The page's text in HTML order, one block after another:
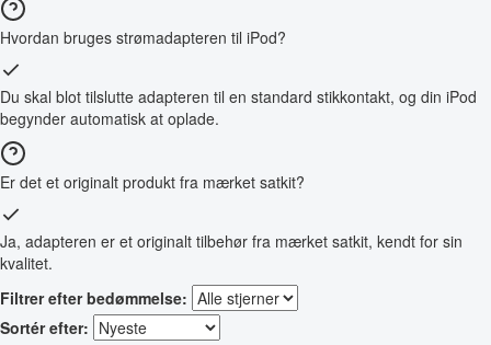
Hvordan bruges strømadapteren til iPod?
Du skal blot tilslutte adapteren til en standard stikkontakt, og din iPod
begynder automatisk at oplade.
Er det et originalt produkt fra mærket satkit?
Ja, adapteren er et originalt tilbehør fra mærket satkit, kendt for sin
kvalitet.
Filtrer efter bedømmelse:
Sortér efter: